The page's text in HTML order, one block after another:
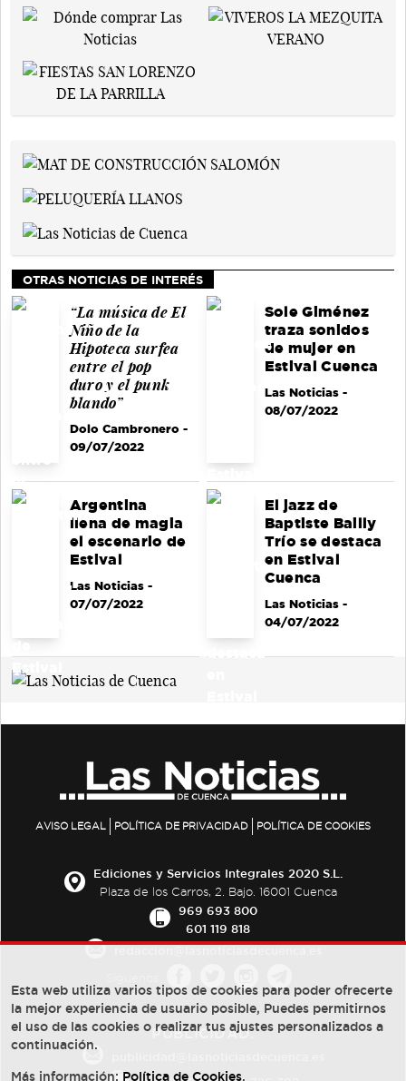
OTRAS NOTICIAS DE INTERÉS
“La música de El
Niño de la
Hipoteca surfea
entre el pop
duro y el punk
blando”
Dolo Cambronero-
09/07/2022
Sole Giménez
traza sonidos
de mujer en
Estival Cuenca
Las Noticias-
08/07/2022
Argentina
llena de magia
el escenario de
Estival
Las Noticias-
07/07/2022
El jazz de
Baptiste Bailly
Trío se destaca
en Estival
Cuenca
Las Noticias-
04/07/2022
AVISO LEGAL POLÍTICA DE PRIVACIDAD POLÍTICA DE COOKIES
Ediciones y Servicios Integrales 2020 S.L.
Plaza de los Carros, 2. Bajo. 16001 Cuenca
969 693 800
601 119 818
PUBLICIDAD:
Esta web utiliza varios tipos de cookies para poder ofrecerte
la mejor experiencia de usuario posible, Puedes permitirnos
el uso de las cookies o realizar tus ajustes personalizados a
continuación.
Más información: Política de Cookies.